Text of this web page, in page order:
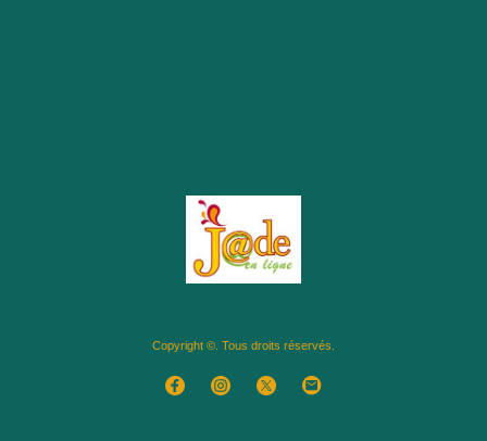
Copyright ©. Tous droits réservés.